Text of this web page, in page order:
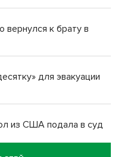
вернулся к брату в
для эвакуации
из США подала в суд